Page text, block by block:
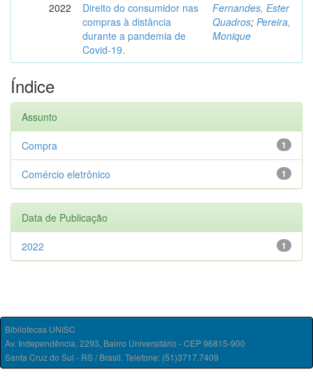
2022
Direito do consumidor nas
compras à distância
durante a pandemia de
Covid-19.
Fernandes, Ester
Quadros; Pereira,
Monique
Índice
Assunto
1
Compra
1
Comércio eletrônico
Data de Publicação
1
2022
Bibliotecas UNISC
Av. Independência, 2293, Bairro Universitário - CEP 96815-900
Santa Cruz do Sul - RS / Brasil. Telefone: (51)3717.7409